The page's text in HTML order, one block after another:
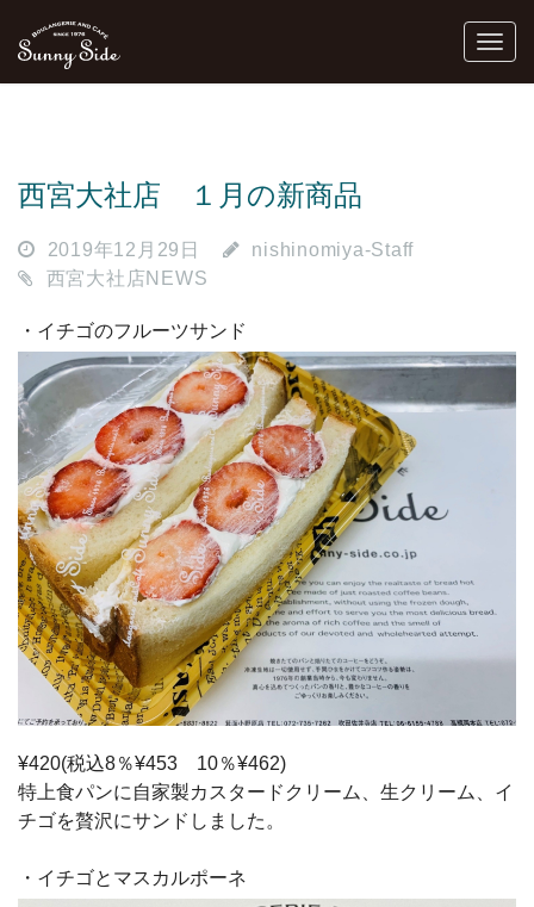
西宮大社店 １月の新商品
2019年12月29日
nishinomiya-Staff
西宮大社店NEWS
・イチゴのフルーツサンド
¥420(税込8％¥453 10％¥462)
特上食パンに自家製カスタードクリーム、生クリーム、イ
チゴを贅沢にサンドしました。
・イチゴとマスカルポーネ